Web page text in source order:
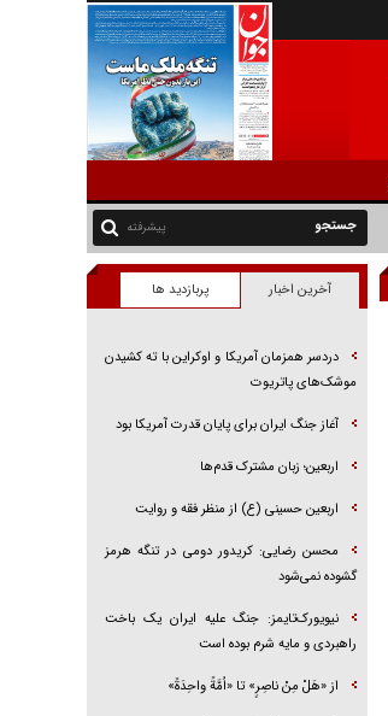
پیشرفته
آخرین اخبار پربازدید ها
دردسر همزمان آمریکا و اوکراین با ته کشیدن
موشک‌های پاتریوت
آغاز جنگ ایران برای پایان قدرت آمریکا بود
اربعین؛ زبان مشترک قدم‌ها
اربعین حسینی (ع) از منظر فقه و روایت
محسن رضایی: کریدور دومی در تنگه هرمز
گشوده نمی‌شود
نیویورک‌تایمز: جنگ علیه ایران یک باخت
راهبردی و مایه شرم بوده است
از «هَلْ مِنْ ناصِرٍ» تا «اُمَّةً واحِدَةً»